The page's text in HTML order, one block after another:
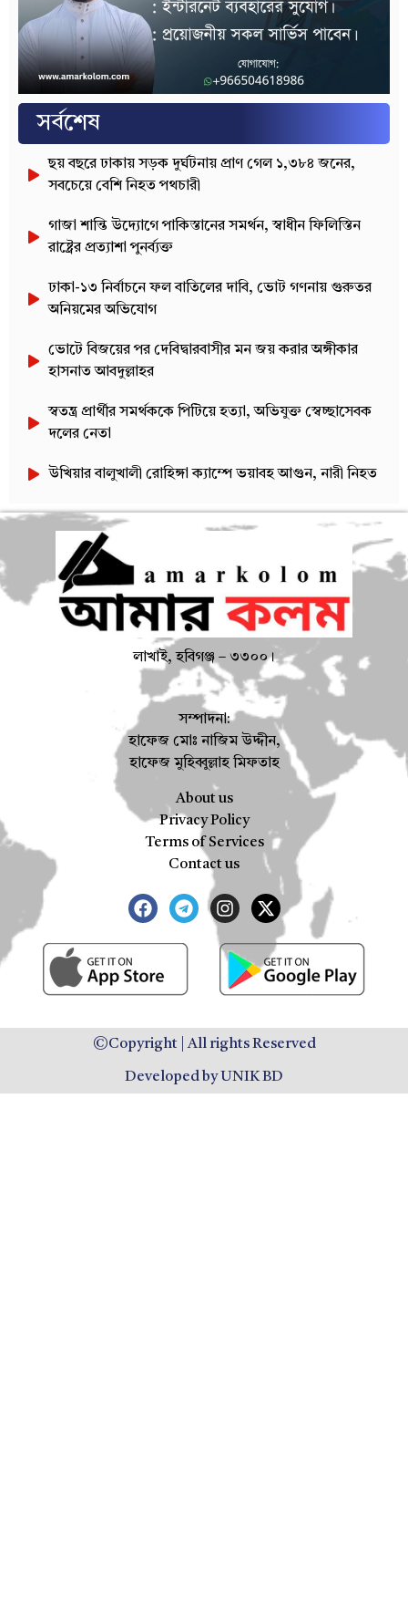
সর্বশেষ
ছয় বছরে ঢাকায় সড়ক দুর্ঘটনায় প্রাণ গেল ১,৩৮৪ জনের,
সবচেয়ে বেশি নিহত পথচারী
গাজা শান্তি উদ্যোগে পাকিস্তানের সমর্থন, স্বাধীন ফিলিস্তিন
রাষ্ট্রের প্রত্যাশা পুনর্ব্যক্ত
ঢাকা-১৩ নির্বাচনে ফল বাতিলের দাবি, ভোট গণনায় গুরুতর
অনিয়মের অভিযোগ
ভোটে বিজয়ের পর দেবিদ্বারবাসীর মন জয় করার অঙ্গীকার
হাসনাত আবদুল্লাহর
স্বতন্ত্র প্রার্থীর সমর্থককে পিটিয়ে হত্যা, অভিযুক্ত স্বেচ্ছাসেবক
দলের নেতা
উখিয়ার বালুখালী রোহিঙ্গা ক্যাম্পে ভয়াবহ আগুন, নারী নিহত
লাখাই, হবিগঞ্জ – ৩৩০০।
সম্পাদনা:
হাফেজ মোঃ নাজিম উদ্দীন,
হাফেজ মুহিব্বুল্লাহ মিফতাহ
About us
Privacy Policy
Terms of Services
Contact us
©Copyright | All rights Reserved
Developed by UNIK BD